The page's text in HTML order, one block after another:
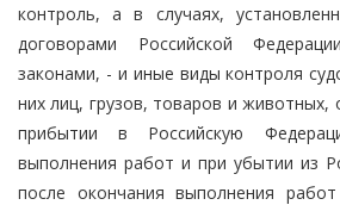
контроль, а в случаях,
договорами Российской
законами, - и иные виды контроля
них лиц, грузов, товаров и животных,
прибытии в Российскую
выполнения работ и при убытии из
после окончания выполнения